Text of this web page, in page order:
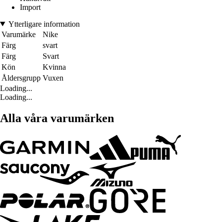
Import
Ytterligare information
Varumärke
Nike
Färg
svart
Färg
Svart
Kön
Kvinna
Åldersgrupp Vuxen
Loading...
Loading...
Alla våra varumärken